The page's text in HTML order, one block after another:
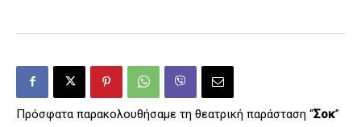
Πρόσφατα παρακολουθήσαμε τη θεατρική παράσταση “Σοκ”